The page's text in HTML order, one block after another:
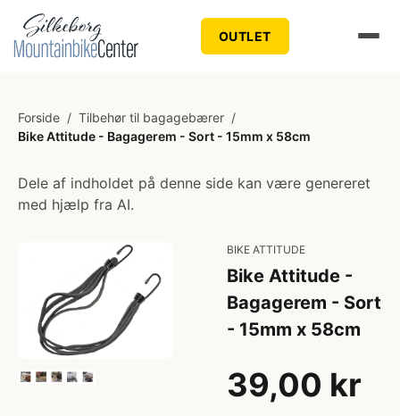
OUTLET
Forside / Tilbehør til bagagebærer /
Bike Attitude - Bagagerem - Sort - 15mm x 58cm
Dele af indholdet på denne side kan være genereret
med hjælp fra AI.
BIKE ATTITUDE
Bike Attitude -
Bagagerem - Sort
- 15mm x 58cm
39,00 kr